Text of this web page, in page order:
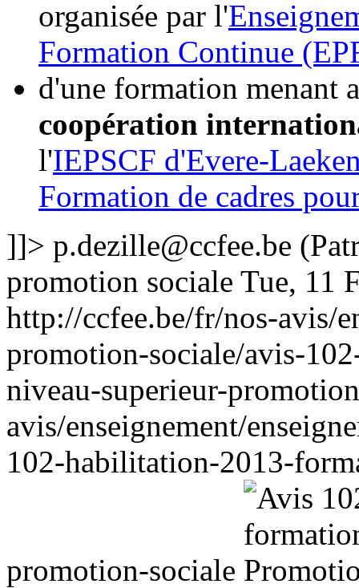
organisée par l'
Formation Continue
d'une formation menant
coopération
l'IEPSCF d'Evere-
Formation de cadres
]]> p.dezille@ccfee.be
promotion sociale Tue, 11
http://ccfee.be/fr/nos-avis/
promotion-sociale/avis-
niveau-superieur-
avis/enseignement/
102-habilitation-2013-
promotion-sociale